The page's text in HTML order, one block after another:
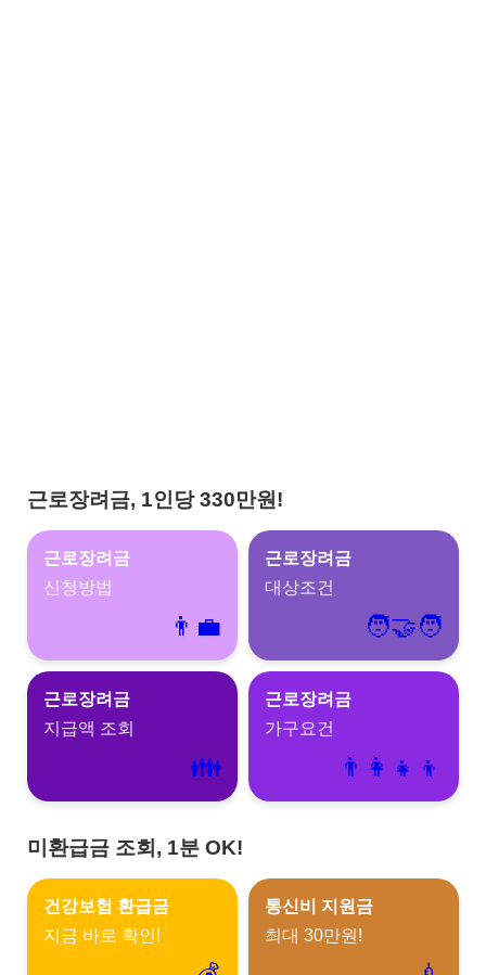
근로장려금, 1인당 330만원!
근로장려금
신청방법
👨‍💼
근로장려금
대상조건
🧑‍🤝‍🧑
근로장려금
지급액 조회
👪
근로장려금
가구요건
👨‍👩‍👧‍👦
미환급금 조회, 1분 OK!
건강보험 환급금
지금 바로 확인!
통신비 지원금
최대 30만원!